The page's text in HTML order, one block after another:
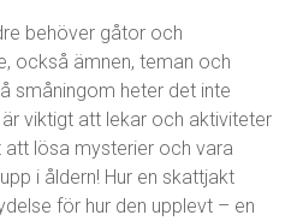
behöver gåtor och
också ämnen, teman och
småningom heter det inte
är viktigt att lekar och aktiviteter
att lösa mysterier och vara
i åldern! Hur en skattjakt
för hur den upplevt – en